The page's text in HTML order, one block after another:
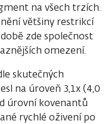
na všech trzích.
většiny restrikcí
zde společnost
omezení.
skutečných
na úroveň 3,1x (4,0
úrovní kovenantů
rychlé oživení po